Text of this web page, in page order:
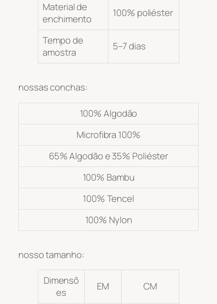
Material de
enchimento
100% poliéster
Tempo de
amostra
5–7 dias
nossas conchas:
100% Algodão
Microfibra 100%
65% Algodão e 35% Poliéster
100% Bambu
100% Tencel
100% Nylon
nosso tamanho:
Dimensõ
es
EM CM